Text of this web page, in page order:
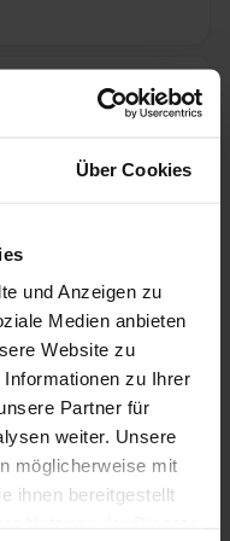
Über Cookies
und Anzeigen zu
Medien anbieten
Website zu
zu Ihrer
Partner für
weiter. Unsere
möglicherweise mit
ihnen bereitgestellt
All Inclusive toevoegen